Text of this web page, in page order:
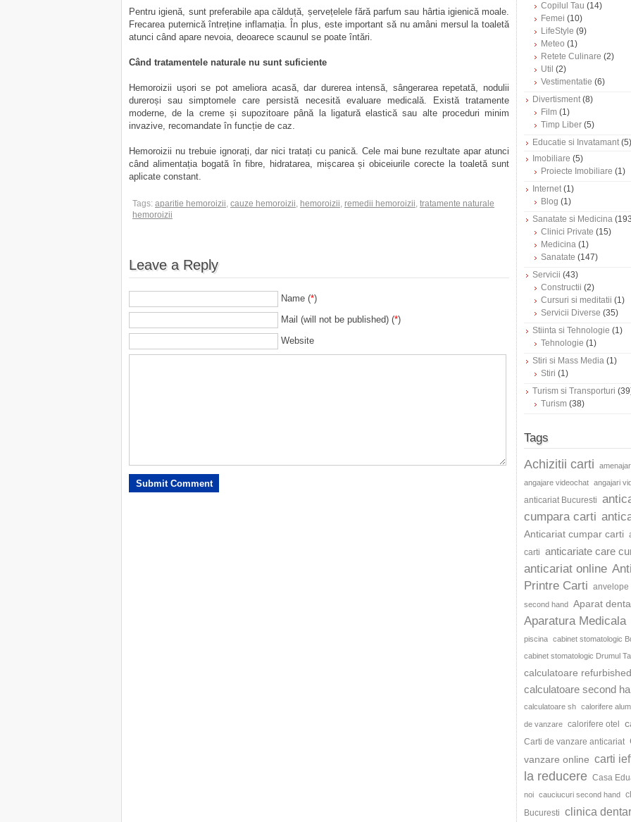
Pentru igienă, sunt preferabile apa călduță, șervețelele fără parfum sau hârtia igienică moale.
Frecarea puternică întreține inflamația. În plus, este important să nu amâni mersul la toaletă
atunci când apare nevoia, deoarece scaunul se poate întări.
Când tratamentele naturale nu sunt suficiente
Hemoroizii ușori se pot ameliora acasă, dar durerea intensă, sângerarea repetată, nodulii
dureroși sau simptomele care persistă necesită evaluare medicală. Există tratamente
moderne, de la creme și supozitoare până la ligatură elastică sau alte proceduri minim
invazive, recomandate în funcție de caz.
Hemoroizii nu trebuie ignorați, dar nici tratați cu panică. Cele mai bune rezultate apar atunci
când alimentația bogată în fibre, hidratarea, mișcarea și obiceiurile corecte la toaletă sunt
aplicate constant.
Tags: aparitie hemoroizii, cauze hemoroizii, hemoroizii, remedii hemoroizii, tratamente naturale
hemoroizii
Leave a Reply
Name (*)
Mail (will not be published) (*)
Website
Copilul Tau (14)
Femei (10)
LifeStyle (9)
Meteo (1)
Retete Culinare (2)
Util (2)
Vestimentatie (6)
Divertisment(8)
Film (1)
Timp Liber (5)
Educatie si Invatamant(5)
Imobiliare (5)
Proiecte Imobiliare (1)
Internet(1)
Blog (1)
Sanatate si Medicina
Clinici Private (15)
Medicina (1)
Sanatate (147)
Servicii (43)
Constructii (2)
Cursuri si meditatii (1)
Servicii Diverse (35)
Stiinta si Tehnologie (1)
Tehnologie (1)
Stiri si Mass Media (1)
Stiri (1)
Turism si Transporturi
Turism (38)
Tags
Achizitii carti
angajare videochat angajari
anticariat Bucuresti
cumpara carti
Anticariat cumpar carti
carti anticariate care
anticariat online
Printre Carti anvelope
second hand Aparat
Aparatura Medicala
piscina cabinet stomatologic
cabinet stomatologic Drumul
calculatoare refurbished
calculatoare second
calculatoare sh calorifere
de vanzare calorifere otel
Carti de vanzare anticariat
vanzare online carti
la reducere Casa
noi cauciucuri second hand
Bucuresti clinica